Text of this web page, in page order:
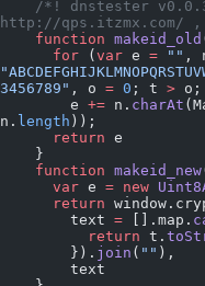
http://qps.itzmx.com/
    function
makeid_old
      for
( var e = "" ,
3456789" , o = 0 ; t > o;
        e
+= n. charAt
n. length ));
      return
e
    }
    function
makeid_new
      var
e = new
      return
        text
= [].map.
          return
t.
        }).
join ( "" ),
        text